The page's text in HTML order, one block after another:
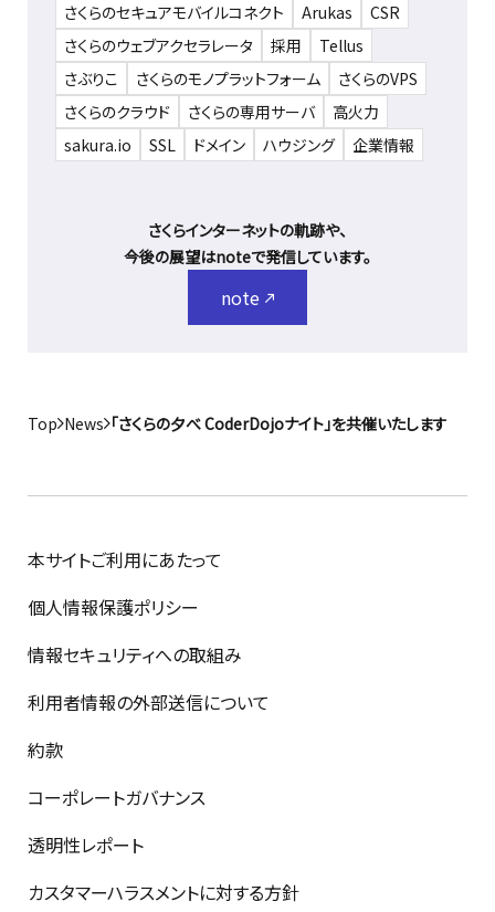
さくらのセキュアモバイルコネクト
Arukas
CSR
さくらのウェブアクセラレータ
採用
Tellus
さぶりこ
さくらのモノプラットフォーム
さくらのVPS
さくらのクラウド
さくらの専用サーバ
高火力
sakura.io
SSL ドメイン ハウジング 企業情報
さくらインターネットの軌跡や、
今後の展望はnoteで発信しています。
note
Top News 「さくらの夕べ CoderDojoナイト」を共催いたします
本サイトご利用にあたって
個人情報保護ポリシー
情報セキュリティへの取組み
利用者情報の外部送信について
約款
コーポレートガバナンス
透明性レポート
カスタマーハラスメントに対する方針